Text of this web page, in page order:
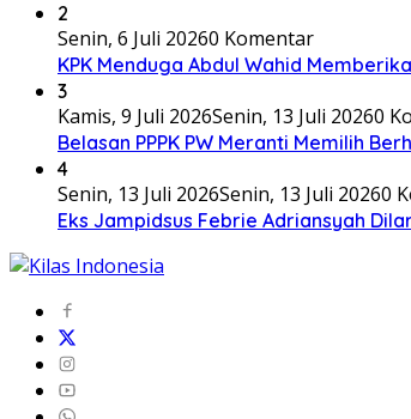
2
Senin, 6 Juli 20260 Komentar
KPK Menduga Abdul Wahid
3
Kamis, 9 Juli 2026Senin, 13 Juli 20260
Belasan PPPK PW Meranti Memilih
4
Senin, 13 Juli 2026Senin, 13 Juli 20260
Eks Jampidsus Febrie Adriansyah